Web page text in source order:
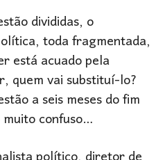
divididas, o
toda fragmentada,
está acuado pela
quem vai substituí-lo?
a seis meses do fim
confuso…